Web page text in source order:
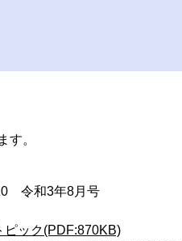
す。
令和3年8月号
ピック(PDF:870KB)